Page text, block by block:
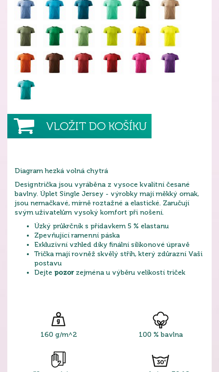
VLOŽIT DO KOŠÍKU
Diagram hezká volná chytrá
Designtrička jsou vyráběna z vysoce kvalitní česané
bavlny. Úplet Single Jersey - výrobky mají měkký omak,
jsou nemačkavé, mírně roztažné a elastické. Zaručují
svým uživatelům vysoký komfort při nošení.
Úzký průkrčník s přídavkem 5 % elastanu
Zpevňující ramenní páska
Exkluzivní vzhled díky finální silikonové úpravě
Trička mají rovněž skvělý střih, který zdůrazní Vaši
postavu
Dejte pozorzejména u výběru velikostí triček
160 g/m^2 100 % bavlna